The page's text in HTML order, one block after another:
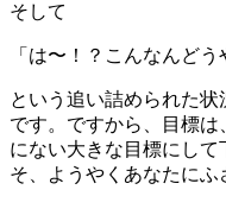
そして
「は〜！？こんなんど
という追い詰められた
です。ですから、目標は
にない大きな目標にして
そ、ようやくあなたにふ